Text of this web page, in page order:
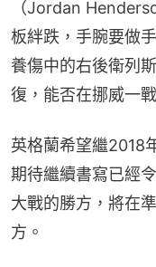
（Jordan
板絆跌，手腕要做
養傷中的右後衛列
復，能否在挪威一
英格蘭希望繼2018
期待繼續書寫已經
大戰的勝方，將在
方。